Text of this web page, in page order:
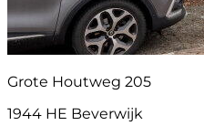
Grote Houtweg 205
1944 HE Beverwijk